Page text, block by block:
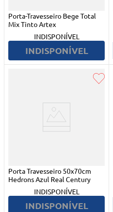
Porta-Travesseiro Bege Total
Mix Tinto Artex
INDISPONÍVEL
INDISPONÍVEL
Porta Travesseiro 50x70cm
Hedrons Azul Real Century
INDISPONÍVEL
INDISPONÍVEL